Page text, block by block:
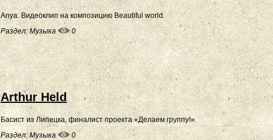
Anya. Видеоклип на композицию Beautiful world.
Раздел: Музыка 0
Arthur Held
Басист из Липецка, финалист проекта «Делаем группу!».
Раздел: Музыка 0